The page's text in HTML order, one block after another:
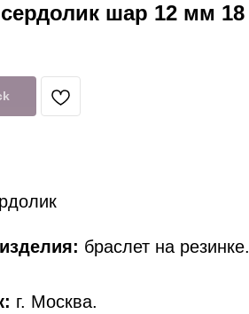
шар 12 мм 18
браслет на резинке.
г. Москва.